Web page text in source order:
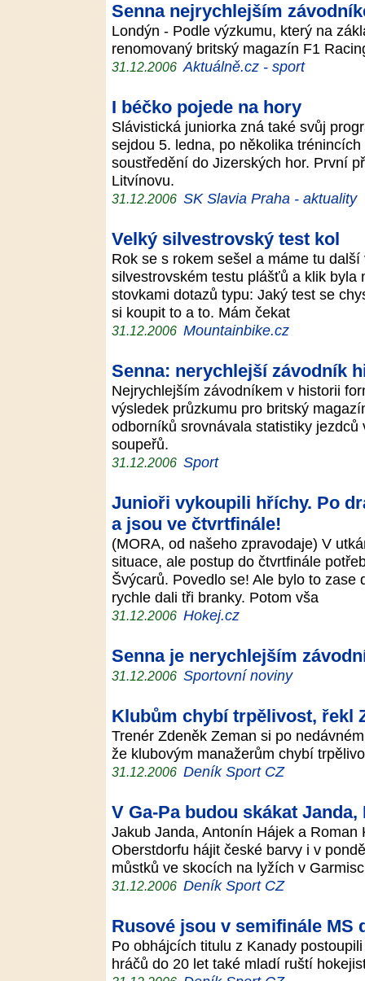
Senna nejrychlejším
Londýn - Podle výzkumu, který na
renomovaný britský magazín F1
31.12.2006 Aktuálně.cz - sport
I béčko pojede na hory
Slávistická juniorka zná také svůj
sejdou 5. ledna, po několika
soustředění do Jizerských hor. První
Litvínovu.
31.12.2006 SK Slavia Praha - aktuality
Velký silvestrovský test kol
Rok se s rokem sešel a máme tu
silvestrovském testu plášťů a klik byla
stovkami dotazů typu: Jaký test se
si koupit to a to. Mám čekat
31.12.2006 Mountainbike.cz
Senna: nerychlejší závodník
Nejrychlejším závodníkem v historii
výsledek průzkumu pro britský
odborníků srovnávala statistiky
soupeřů.
31.12.2006 Sport
Junioři vykoupili hříchy. Po
a jsou ve čtvrtfinále!
(MORA, od našeho zpravodaje) V
situace, ale postup do čtvrtfinále
Švýcarů. Povedlo se! Ale bylo to
rychle dali tři branky. Potom vša
31.12.2006 Hokej.cz
Senna je nerychlejším
31.12.2006 Sportovní noviny
Klubům chybí trpělivost, řekl
Trenér Zdeněk Zeman si po
že klubovým manažerům chybí
31.12.2006 Deník Sport CZ
V Ga-Pa budou skákat
Jakub Janda, Antonín Hájek a
Oberstdorfu hájit české barvy i v
můstků ve skocích na lyžích v
31.12.2006 Deník Sport CZ
Rusové jsou v semifinále MS
Po obhájcích titulu z Kanady
hráčů do 20 let také mladí ruští